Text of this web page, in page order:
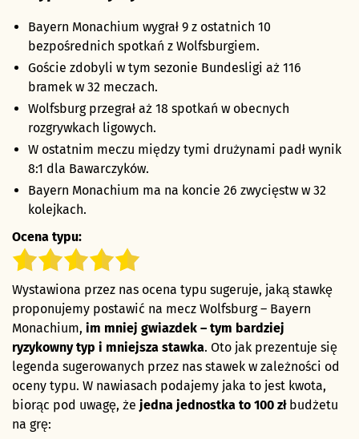
Bayern Monachium wygrał 9 z ostatnich 10
bezpośrednich spotkań z Wolfsburgiem.
Goście zdobyli w tym sezonie Bundesligi aż 116
bramek w 32 meczach.
Wolfsburg przegrał aż 18 spotkań w obecnych
rozgrywkach ligowych.
W ostatnim meczu między tymi drużynami padł wynik
8:1 dla Bawarczyków.
Bayern Monachium ma na koncie 26 zwycięstw w 32
kolejkach.
Ocena typu:
Wystawiona przez nas ocena typu sugeruje, jaką stawkę
proponujemy postawić na mecz Wolfsburg – Bayern
Monachium, im mniej gwiazdek – tym bardziej
ryzykowny typ i mniejsza stawka. Oto jak prezentuje się
legenda sugerowanych przez nas stawek w zależności od
oceny typu. W nawiasach podajemy jaka to jest kwota,
biorąc pod uwagę, że jedna jednostka to 100 złbudżetu
na grę: